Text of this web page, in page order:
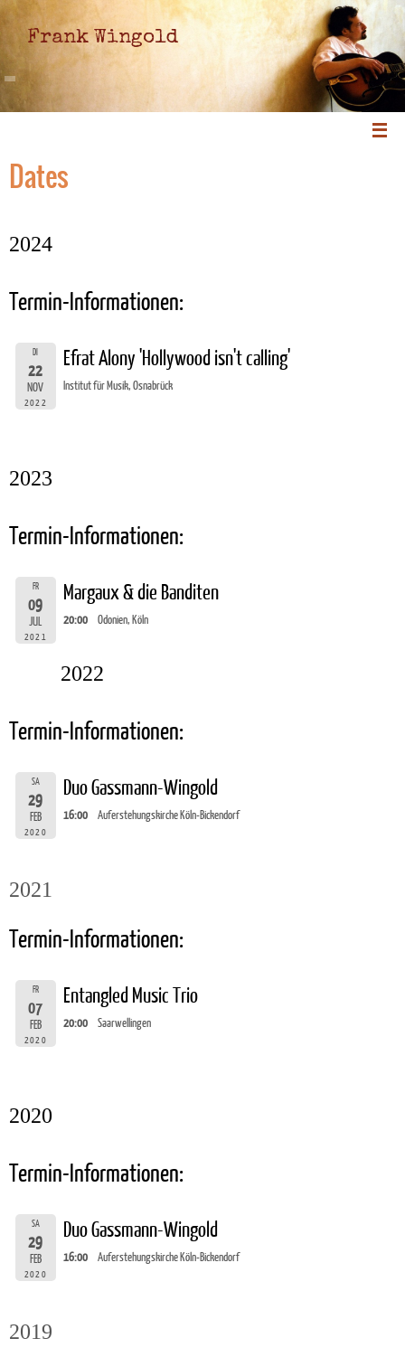
Frank Wingold
Dates
2024
Termin-Informationen:
DI
22
NOV
2022
Efrat Alony 'Hollywood isn't calling'
Institut für Musik, Osnabrück
2023
Termin-Informationen:
FR
09
JUL
2021
Margaux & die Banditen
20:00 Odonien, Köln
2022
Termin-Informationen:
SA
29
FEB
2020
Duo Gassmann-Wingold
16:00 Auferstehungskirche Köln-Bickendorf
2021
Termin-Informationen:
FR
07
FEB
2020
Entangled Music Trio
20:00 Saarwellingen
2020
Termin-Informationen:
SA
29
FEB
2020
Duo Gassmann-Wingold
16:00 Auferstehungskirche Köln-Bickendorf
2019